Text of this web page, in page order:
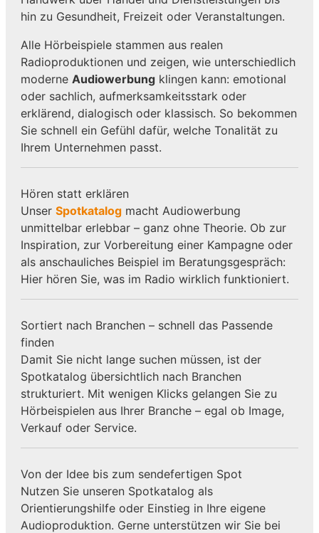
hin zu Gesundheit, Freizeit oder Veranstaltungen.
Alle Hörbeispiele stammen aus realen
Radioproduktionen und zeigen, wie unterschiedlich
moderne Audiowerbungklingen kann: emotional
oder sachlich, aufmerksamkeitsstark oder
erklärend, dialogisch oder klassisch. So bekommen
Sie schnell ein Gefühl dafür, welche Tonalität zu
Ihrem Unternehmen passt.
Hören statt erklären
Unser Spotkatalogmacht Audiowerbung
unmittelbar erlebbar – ganz ohne Theorie. Ob zur
Inspiration, zur Vorbereitung einer Kampagne oder
als anschauliches Beispiel im Beratungsgespräch:
Hier hören Sie, was im Radio wirklich funktioniert.
Sortiert nach Branchen – schnell das Passende
finden
Damit Sie nicht lange suchen müssen, ist der
Spotkatalog übersichtlich nach Branchen
strukturiert. Mit wenigen Klicks gelangen Sie zu
Hörbeispielen aus Ihrer Branche – egal ob Image,
Verkauf oder Service.
Von der Idee bis zum sendefertigen Spot
Nutzen Sie unseren Spotkatalog als
Orientierungshilfe oder Einstieg in Ihre eigene
Audioproduktion. Gerne unterstützen wir Sie bei